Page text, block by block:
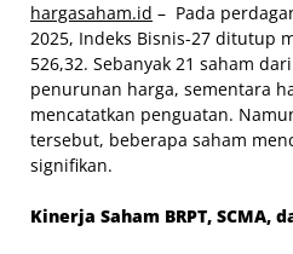
hargasaham.id – Pada
2025, Indeks Bisnis-27 ditutup
526,32. Sebanyak 21 saham
penurunan harga, sementara
mencatatkan penguatan.
tersebut, beberapa saham
signifikan.
Kinerja Saham BRPT, SCMA,